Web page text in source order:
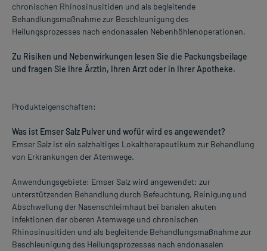
chronischen Rhinosinusitiden und als begleitende
Behandlungsmaßnahme zur Beschleunigung des
Heilungsprozesses nach endonasalen Nebenhöhlenoperationen.
Zu Risiken und Nebenwirkungen lesen Sie die Packungsbeilage
und fragen Sie Ihre Ärztin, Ihren Arzt oder in Ihrer Apotheke.
Produkteigenschaften:
Was ist Emser Salz Pulver und wofür wird es angewendet?
Emser Salz ist ein salzhaltiges Lokaltherapeutikum zur Behandlung
von Erkrankungen der Atemwege.
Anwendungsgebiete: Emser Salz wird angewendet: zur
unterstützenden Behandlung durch Befeuchtung, Reinigung und
Abschwellung der Nasenschleimhaut bei banalen akuten
Infektionen der oberen Atemwege und chronischen
Rhinosinusitiden und als begleitende Behandlungsmaßnahme zur
Beschleunigung des Heilungsprozesses nach endonasalen